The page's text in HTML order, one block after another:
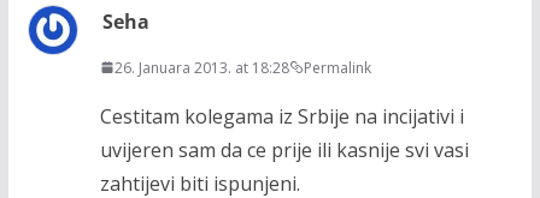
Seha
26. Januara 2013. at 18:28 Permalink
Cestitam kolegama iz Srbije na incijativi i
uvijeren sam da ce prije ili kasnije svi vasi
zahtijevi biti ispunjeni.